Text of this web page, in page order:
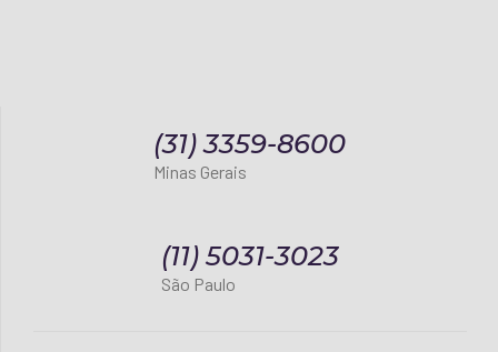
(31) 3359-8600
Minas Gerais
(11) 5031-3023
São Paulo